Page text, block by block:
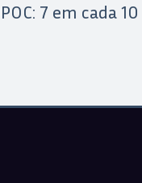
7 em cada 10